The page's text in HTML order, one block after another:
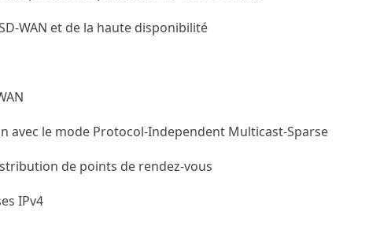
WAN et de la haute disponibilité
avec le mode Protocol-Independent Multicast-Sparse
de points de rendez-vous
IPv4